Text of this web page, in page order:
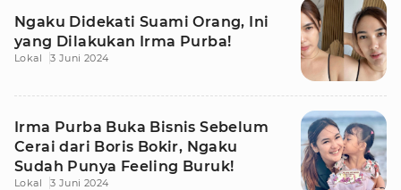
Ngaku Didekati Suami Orang, Ini
yang Dilakukan Irma Purba!
Lokal 3 Juni 2024
Irma Purba Buka Bisnis Sebelum
Cerai dari Boris Bokir, Ngaku
Sudah Punya Feeling Buruk!
Lokal 3 Juni 2024